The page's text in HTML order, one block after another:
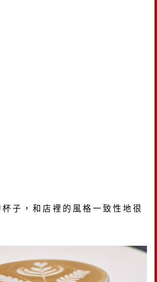
子，和店裡的風格一致性地很